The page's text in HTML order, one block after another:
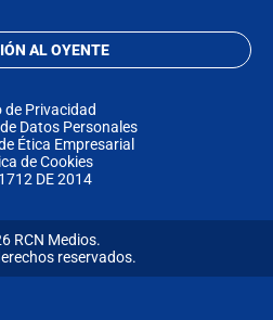
AL OYENTE
de Privacidad
Datos Personales
Ética Empresarial
de Cookies
DE 2014
RCN Medios.
reservados.